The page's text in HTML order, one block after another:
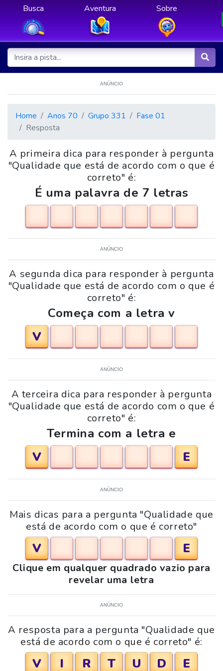
Busca Aventura Sobre
ANÚNCIO
Home Anos 70 Grupo 331
Fase 01
Resposta
A primeira dica para responder à pergunta
"Qualidade que está de acordo com o que é
correto" é:
É uma palavra de 7 letras
ANÚNCIO
A segunda dica para responder à pergunta
"Qualidade que está de acordo com o que é
correto" é:
Começa com a letra v
V
ANÚNCIO
A terceira dica para responder à pergunta
"Qualidade que está de acordo com o que é
correto" é:
Termina com a letra e
V
E
ANÚNCIO
Mais dicas para a pergunta "Qualidade que
está de acordo com o que é correto"
V E
Clique em qualquer quadrado vazio para
revelar uma letra
ANÚNCIO
A resposta para a pergunta "Qualidade que
está de acordo com o que é correto" é:
V I R T U D E